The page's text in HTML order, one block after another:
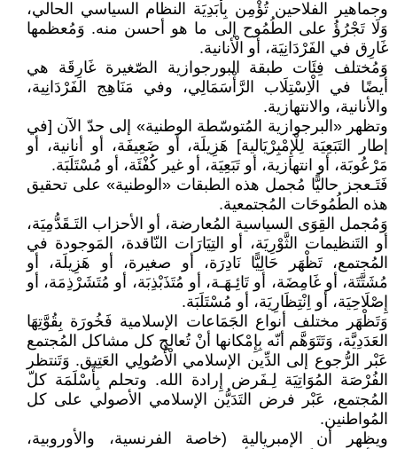
وجماهير الفلاحين تُؤْمِن بِأَبَدِيَة النظام السياسي الحالي،
وَلَا تَجْرُؤُ على الطُمُوح إلى ما هو أحسن منه. وَمُعظمها
غَارِق في الفَرْدَانِيَة، أو الْأنانية.
وَمُختلف فِئَات طبقة البورجوازية الصّغيرة غَارِقَة هي
أيضًا في الْاِسْتِلَاب الرَّأْسَمَالِي، وفي مَنَاهِج الفَرْدَانِية،
والأنانية، والانتهازية.
وتظهر «البرجوازية المُتوسّطة الوطنية» إلى حدّ الآن [في
إطار التَبَعِيَة لِلْإِمْبِرْيَالية] هَزِيلَة، أو ضَعِيفَة، أو أنانية، أو
مَرْعُوبَة، أو انتهازية، أو تَبَعِيَة، أو غير كُفْئَة، أو مُسْتَلَبَة.
فَتَـعجز حاليًّا مُجمل هذه الطبقات «الوطنية» على تحقيق
هذه الطُمُوحَات المُجتمعية.
وَمُجمل القِوَى السياسية المُعارضة، أو الأحزاب التَـقَدُّمِيَة،
أو التَنظيمات الثَّوْرِيَة، أو التِيَارَات النّاقدة، المَوجودة في
المُجتمع، تَظْهَر حَالِيًّا نَادِرَة، أو صغيرة، أو هَزِيلَة، أو
مُشَتَّتَة، أو غَامِضَة، أو تَائِـهَـة، أو مُتَذَبْذِبَة، أو مُتَشَرْذِمَة، أو
إِصْلَاحِيَة، أو اِنْتِظَارِيَة، أو مُسْتَلَبَة.
وَتَظْهَر مختلف أنواع الجَمَاعات الإسلامية فَخُورَة بِقُوَّتِهَا
العَدَدِيَّة، وَتَتَوَهَّم أنّه بِإِمْكانها أنْ تُعالج كل مشاكل المُجتمع
عَبْر الرُّجوع إلى الدِّين الإسلامي الْأُصُولِي العَتِيق. وَتَنتظر
الفُرْصَة المُوَاتِيَة لِـفَرض إِرادة الله. وتحلم بِأَسْلَمَة كلّ
المُجتمع، عَبْر فرض التَدَيُّن الإسلامي الأصولي على كل
المُواطنين.
ويظهر أن الإمبريالية (خاصة الفرنسية، والأوروبية،